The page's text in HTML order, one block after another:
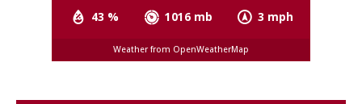
43 % 1016 mb 3 mph
Weather from OpenWeatherMap